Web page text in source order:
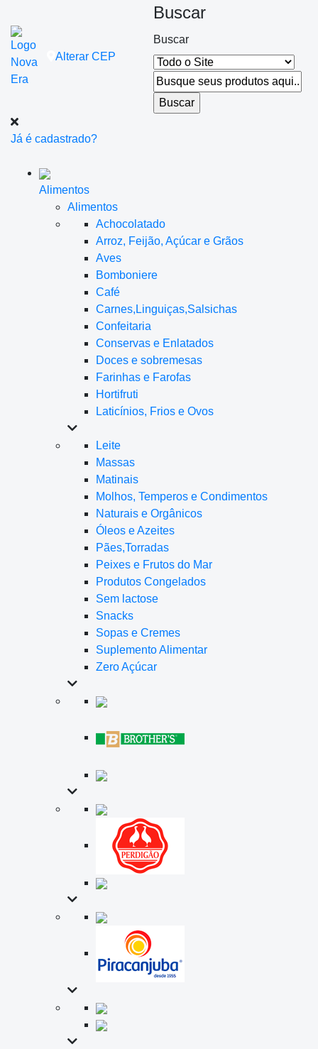
Alterar CEP
Buscar
Buscar
Já é cadastrado?
Alimentos
Alimentos
Achocolatado
Arroz, Feijão, Açúcar e Grãos
Aves
Bomboniere
Café
Carnes,Linguiças,Salsichas
Confeitaria
Conservas e Enlatados
Doces e sobremesas
Farinhas e Farofas
Hortifruti
Laticínios, Frios e Ovos
Leite
Massas
Matinais
Molhos, Temperos e Condimentos
Naturais e Orgânicos
Óleos e Azeites
Pães,Torradas
Peixes e Frutos do Mar
Produtos Congelados
Sem lactose
Snacks
Sopas e Cremes
Suplemento Alimentar
Zero Açúcar